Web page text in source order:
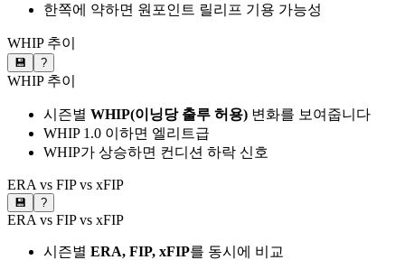
한쪽에 약하면 원포인트 릴리프 기용 가능성
WHIP 추이
💾 ?
WHIP 추이
시즌별 WHIP(이닝당 출루 허용) 변화를 보여줍니다
WHIP 1.0 이하면 엘리트급
WHIP가 상승하면 컨디션 하락 신호
ERA vs FIP vs xFIP
💾 ?
ERA vs FIP vs xFIP
시즌별 ERA, FIP, xFIP를 동시에 비교